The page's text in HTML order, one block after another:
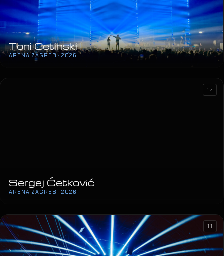
Toni Cetinski
ARENA ZAGREB · 2026
Sergej Ćetković
ARENA ZAGREB · 2026
12
11